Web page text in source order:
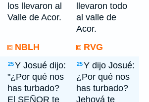
los llevaron al
Valle de Acor.
llevaron todo
al valle de
Acor.
NBLH RVG
25Y Josué dijo:
"¿Por qué nos
has turbado?
El SEÑOR te
25Y dijo Josué:
¿Por qué nos
has turbado?
Jehová te